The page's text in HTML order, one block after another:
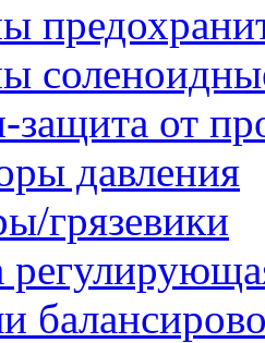
защита от
давления
грязевики